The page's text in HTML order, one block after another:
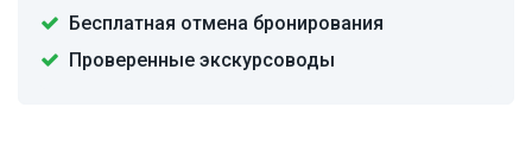
Бесплатная отмена бронирования
Проверенные экскурсоводы